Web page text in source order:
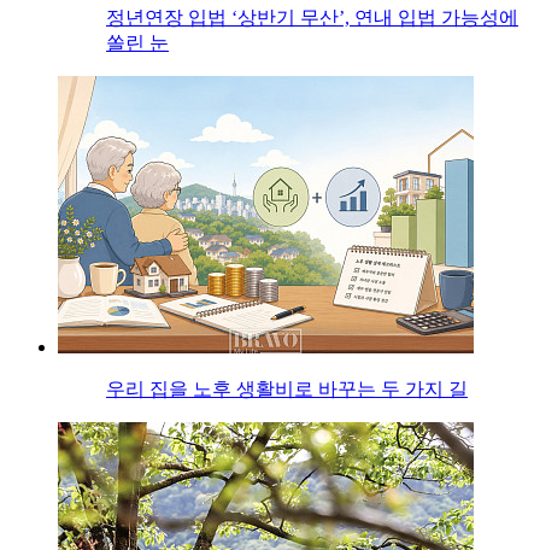
정년연장 입법 ‘상반기 무산’, 연내 입법 가능성에
쏠린 눈
우리 집을 노후 생활비로 바꾸는 두 가지 길